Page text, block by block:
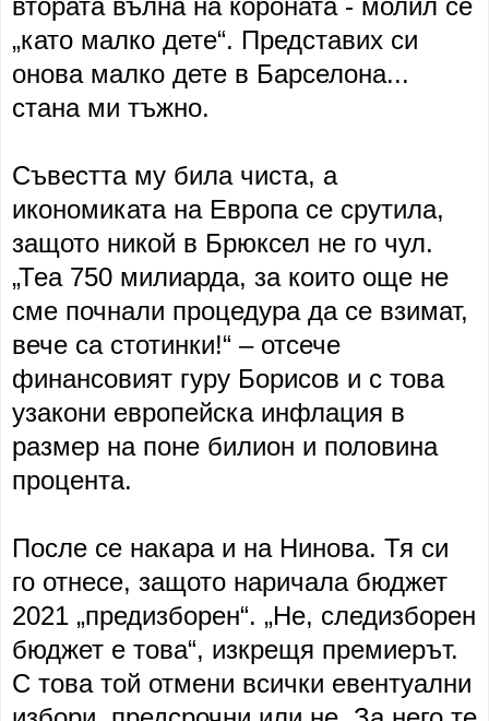
„като малко дете“. Представих си
онова малко дете в Барселона...
стана ми тъжно.
Съвестта му била чиста, а
икономиката на Европа се срутила,
защото никой в Брюксел не го чул.
„Теа 750 милиарда, за които още не
сме почнали процедура да се взимат,
вече са стотинки!“ – отсече
финансовият гуру Борисов и с това
узакони европейска инфлация в
размер на поне билион и половина
процента.
После се накара и на Нинова. Тя си
го отнесе, защото наричала бюджет
2021 „предизборен“. „Не, следизборен
бюджет е това“, изкрещя премиерът.
С това той отмени всички евентуални